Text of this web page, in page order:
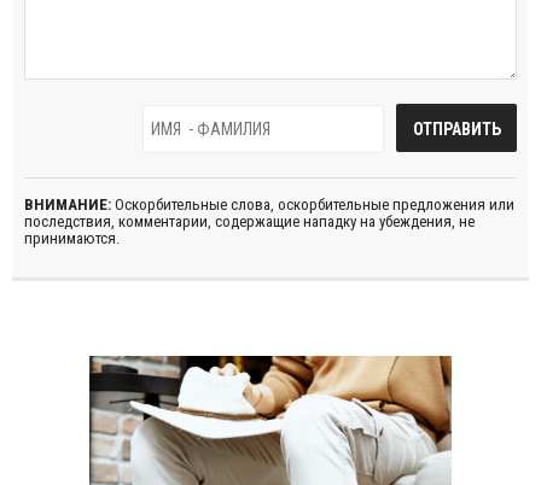
ВНИМАНИЕ: Оскорбительные слова, оскорбительные предложения или
последствия, комментарии, содержащие нападку на убеждения, не
принимаются.